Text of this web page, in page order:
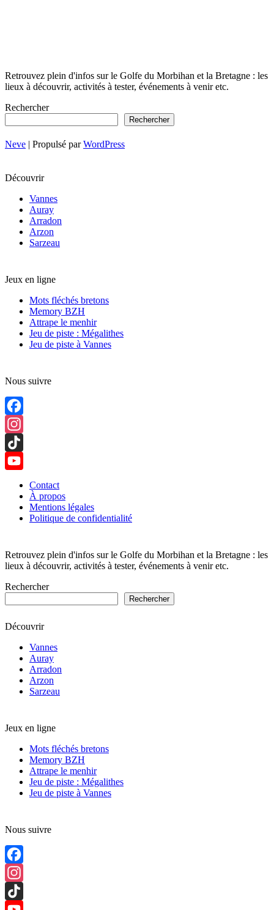
Retrouvez plein d'infos sur le Golfe du Morbihan et la Bretagne : les
lieux à découvrir, activités à tester, événements à venir etc.
Rechercher
Rechercher
Neve | Propulsé parWordPress
Découvrir
Vannes
Auray
Arradon
Arzon
Sarzeau
Jeux en ligne
Mots fléchés bretons
Memory BZH
Attrape le menhir
Jeu de piste : Mégalithes
Jeu de piste à Vannes
Nous suivre
Facebook
Instagram
TikTok
Channel
Contact
À propos
Mentions légales
Politique de confidentialité
Retrouvez plein d'infos sur le Golfe du Morbihan et la Bretagne : les
lieux à découvrir, activités à tester, événements à venir etc.
Rechercher
Rechercher
Découvrir
Vannes
Auray
Arradon
Arzon
Sarzeau
Jeux en ligne
Mots fléchés bretons
Memory BZH
Attrape le menhir
Jeu de piste : Mégalithes
Jeu de piste à Vannes
Nous suivre
Facebook
Instagram